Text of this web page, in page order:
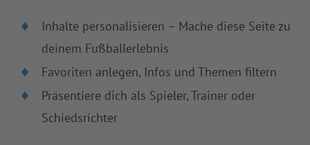
Inhalte personalisieren – Mache diese Seite zu
deinem Fußballerlebnis
Favoriten anlegen, Infos und Themen filtern
Präsentiere dich als Spieler, Trainer oder
Schiedsrichter